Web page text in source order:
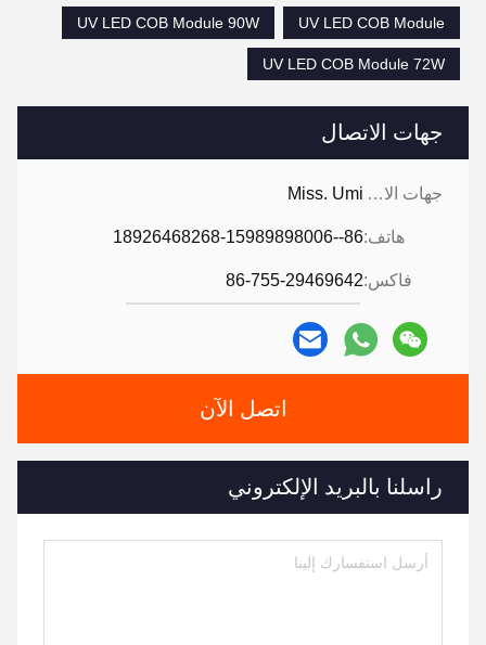
جهات الاتصال
جهات الاتصال: Miss. Umi
هاتف:86--18926468268-15989898006
فاكس:86-755-29469642
اتصل الآن
راسلنا بالبريد الإلكتروني
UV LED COB Module
UV LED COB Module 90W
UV LED COB Module 72W